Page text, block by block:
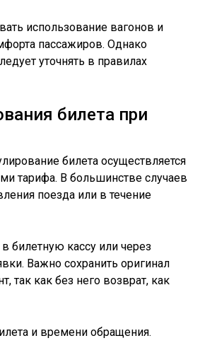
использование вагонов и
пассажиров. Однако
уточнять в правилах
билета при
билета осуществляется
тарифа. В большинстве случаев
поезда или в течение
билетную кассу или через
Важно сохранить оригинал
как без него возврат, как
и времени обращения.